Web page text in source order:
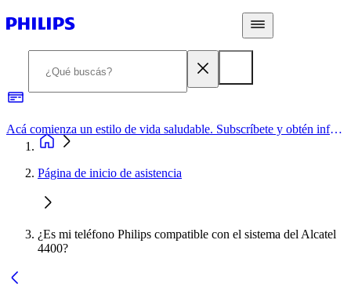
Acá comienza un estilo de vida saludable. Subscríbete y obtén información de primera mano
Página de inicio de asistencia
¿Es mi teléfono Philips compatible con el sistema del Alcatel
4400?